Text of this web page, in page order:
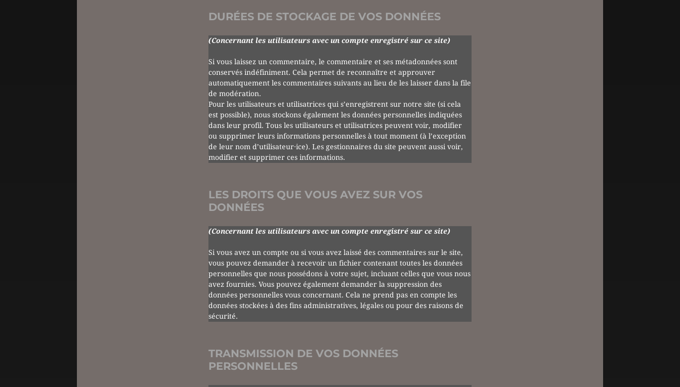
DURÉES DE STOCKAGE DE VOS DONNÉES
(Concernant les utilisateurs avec un compte enregistré sur ce site)
Si vous laissez un commentaire, le commentaire et ses métadonnées sont
conservés indéfiniment. Cela permet de reconnaître et approuver
automatiquement les commentaires suivants au lieu de les laisser dans la file
de modération.
Pour les utilisateurs et utilisatrices qui s’enregistrent sur notre site (si cela
est possible), nous stockons également les données personnelles indiquées
dans leur profil. Tous les utilisateurs et utilisatrices peuvent voir, modifier
ou supprimer leurs informations personnelles à tout moment (à l’exception
de leur nom d’utilisateur·ice). Les gestionnaires du site peuvent aussi voir,
modifier et supprimer ces informations.
LES DROITS QUE VOUS AVEZ SUR VOS
DONNÉES
(Concernant les utilisateurs avec un compte enregistré sur ce site)
Si vous avez un compte ou si vous avez laissé des commentaires sur le site,
vous pouvez demander à recevoir un fichier contenant toutes les données
personnelles que nous possédons à votre sujet, incluant celles que vous nous
avez fournies. Vous pouvez également demander la suppression des
données personnelles vous concernant. Cela ne prend pas en compte les
données stockées à des fins administratives, légales ou pour des raisons de
sécurité.
TRANSMISSION DE VOS DONNÉES
PERSONNELLES